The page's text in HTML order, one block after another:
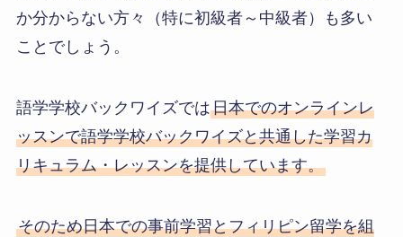
か分からない方々（特に初級者～中級者）も多い
ことでしょう。
語学学校バックワイズでは日本でのオンラインレ
ッスンで語学学校バックワイズと共通した学習カ
リキュラム・レッスンを提供しています。
そのため日本での事前学習とフィリピン留学を組